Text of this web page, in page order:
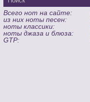
Всего нот на сайте:
из них ноты песен:
ноты классики:
ноты джаза и блюза:
GTP: